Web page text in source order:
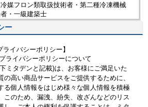
媒フロン類取扱技術者・第二種冷凍機械
・一級建築士
ー